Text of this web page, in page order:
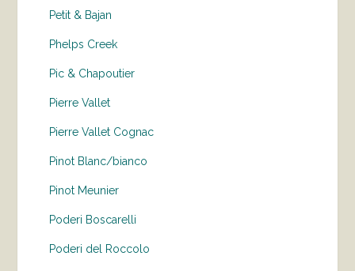
Petit & Bajan
Phelps Creek
Pic & Chapoutier
Pierre Vallet
Pierre Vallet Cognac
Pinot Blanc/bianco
Pinot Meunier
Poderi Boscarelli
Poderi del Roccolo